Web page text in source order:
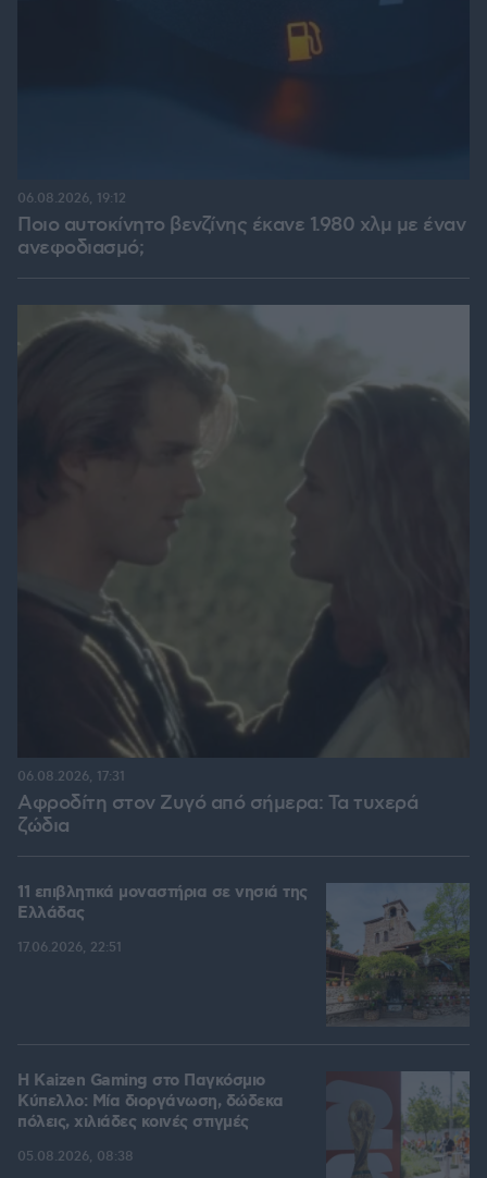
Ποιο αυτοκίνητο βενζίνης έκανε 1.980 χλμ με έναν
ανεφοδιασμό;
06.08.2026, 19:12
Αφροδίτη στον Ζυγό από σήμερα: Τα τυχερά
ζώδια
06.08.2026, 17:31
11 επιβλητικά μοναστήρια σε νησιά της
Ελλάδας
17.06.2026, 22:51
H Kaizen Gaming στο Παγκόσμιο
Kύπελλο: Μία διοργάνωση, δώδεκα
πόλεις, χιλιάδες κοινές στιγμές
05.08.2026, 08:38